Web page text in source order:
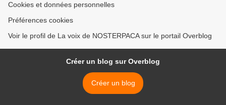
Cookies et données personnelles
Préférences cookies
Voir le profil de La voix de NOSTERPACA sur le portail Overblog
Créer un blog sur Overblog
Créer un blog